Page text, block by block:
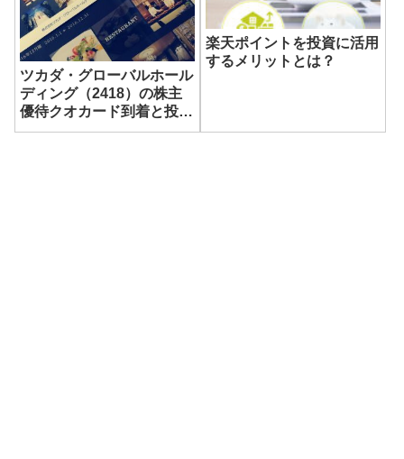
ツカダ・グローバルホール
ディング（2418）の株主
優待クオカード到着と投資
成績
楽天ポイントを投資に活用
するメリットとは？